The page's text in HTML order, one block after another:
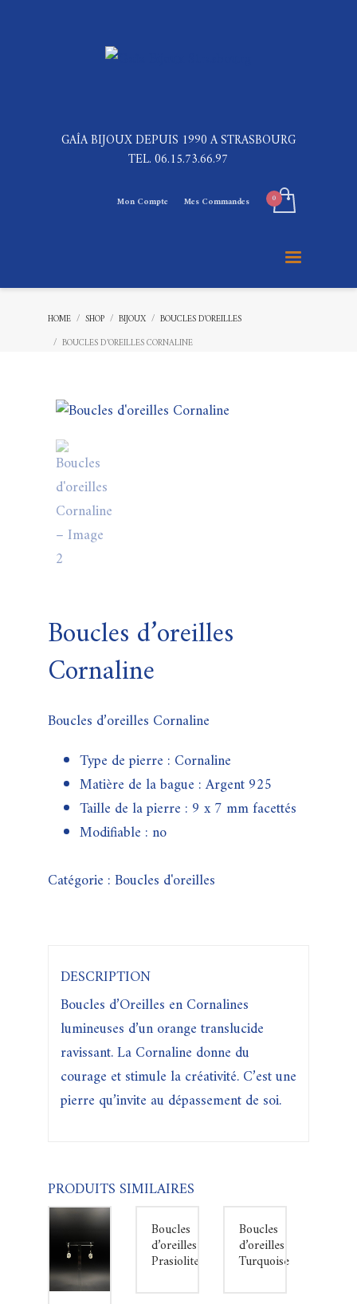
GAÎA BIJOUX DEPUIS 1990 A STRASBOURG
TEL. 06.15.73.66.97
Mon Compte Mes Commandes
HOME SHOP BIJOUX
BOUCLES D'OREILLES
BOUCLES D’OREILLES CORNALINE
Boucles d’oreilles
Cornaline
Boucles d’oreilles Cornaline
Type de pierre : Cornaline
Matière de la bague : Argent 925
Taille de la pierre : 9 x 7 mm facettés
Modifiable : no
Catégorie :Boucles d'oreilles
DESCRIPTION
Boucles d’Oreilles en Cornalines
lumineuses d’un orange translucide
ravissant. La Cornaline donne du
courage et stimule la créativité. C’est une
pierre qu’invite au dépassement de soi.
PRODUITS SIMILAIRES
Boucles
d’oreilles
Prasiolite
Boucles
d’oreilles
Turquoise